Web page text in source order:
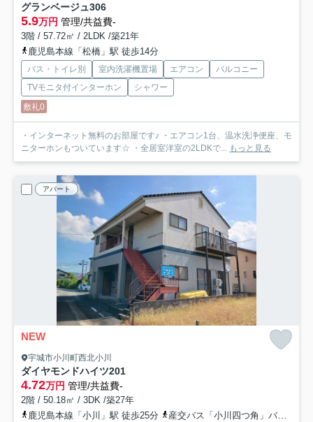
グランベージュ306
5.9万円 管理/共益費-
3階 / 57.72㎡ / 2LDK /築21年
鹿児島本線「松橋」駅 徒歩14分
バス・トイレ別 室内洗濯機置場 エアコン
バルコニー
TVモニタ付インターホン
シャワー
敷礼0
・インターネット無料のお部屋です♪ ・エアコン1台、温水洗浄便座、モ
ニターホンもついています☆ ・全居室洋室の2LDKで... もっと見る
アパート
NEW
宇城市小川町西北小川
ダイヤモンドハイツ201
4.72万円 管理/共益費-
2階 / 50.18㎡ / 3DK /築27年
鹿児島本線「小川」駅 徒歩25分
産交バス「小川四つ角」バス停下車 徒歩5分